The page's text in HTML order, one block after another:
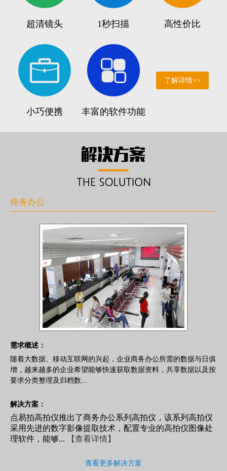
超清镜头 1秒扫描 高性价比
小巧便携 丰富的软件功能
了解详情>>
商务办公
需求概述：
随着大数据、移动互联网的兴起，企业商务办公所需的数据与日俱
增，越来越多的企业希望能够快速获取数据资料，共享数据以及按
要求分类整理及归档数...
解决方案：
点易拍高拍仪推出了商务办公系列高拍仪，该系列高拍仪
采用先进的数字影像提取技术，配置专业的高拍仪图像处
理软件，能够...【查看详情】
查看更多解决方案